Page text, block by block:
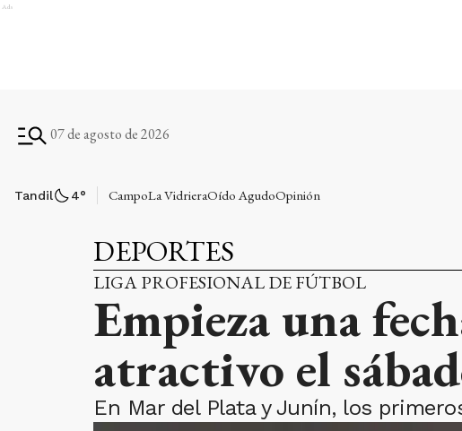
Ads
07 de agosto de 2026
Tandil 4° CampoLa VidrieraOído AgudoOpinión
DEPORTES
LIGA PROFESIONAL DE FÚTBOL
Empieza una
atractivo el
En Mar del Plata y Junín, los